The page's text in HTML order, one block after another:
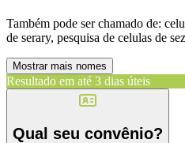
Também pode ser chamado de:
de serary, pesquisa de celulas de
Mostrar mais nomes
Resultado em até 3 dias úteis
Qual seu convênio?